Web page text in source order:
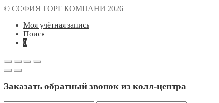
© СОФИЯ ТОРГ КОМПАНИ 2026
Моя учётная запись
Поиск
0
Заказать обратный звонок из колл-центра